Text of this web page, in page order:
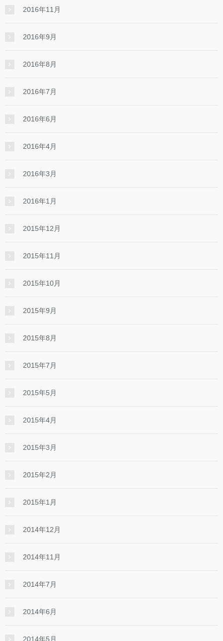
2016年11月
2016年9月
2016年8月
2016年7月
2016年6月
2016年4月
2016年3月
2016年1月
2015年12月
2015年11月
2015年10月
2015年9月
2015年8月
2015年7月
2015年5月
2015年4月
2015年3月
2015年2月
2015年1月
2014年12月
2014年11月
2014年7月
2014年6月
2014年5月